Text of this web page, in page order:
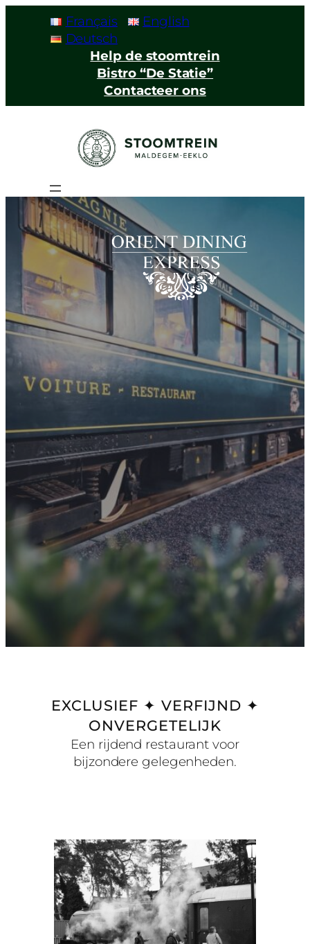
Français
English
Deutsch
Help de stoomtrein
Bistro “De Statie”
Contacteer ons
EXCLUSIEF ✦ VERFIJND ✦
ONVERGETELIJK
Een rijdend restaurant voor
bijzondere gelegenheden.